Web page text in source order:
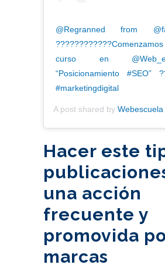
@Regranned from
curso en
“Posicionamiento #SEO”
#marketingdigital
A post shared by Webescuela
Hacer este
una acción
frecuente y
promovida
marcas